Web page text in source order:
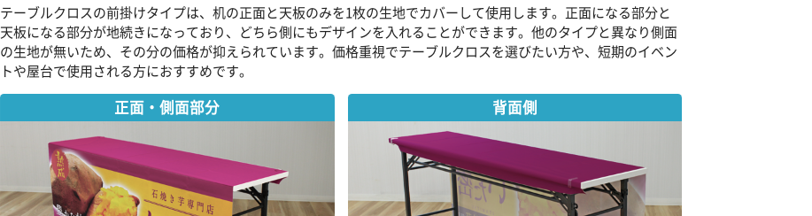
テーブルクロスの前掛けタイプは、机の正面と天板のみを1枚の生地でカバーして使用します。正面になる部分と
天板になる部分が地続きになっており、どちら側にもデザインを入れることができます。他のタイプと異なり側面
の生地が無いため、その分の価格が抑えられています。価格重視でテーブルクロスを選びたい方や、短期のイベン
トや屋台で使用される方におすすめです。
正面・側面部分 背面側